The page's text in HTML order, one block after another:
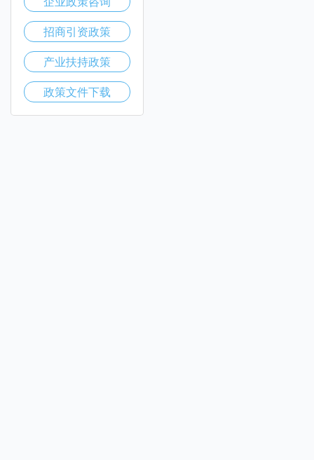
招商引资政策
产业扶持政策
政策文件下载